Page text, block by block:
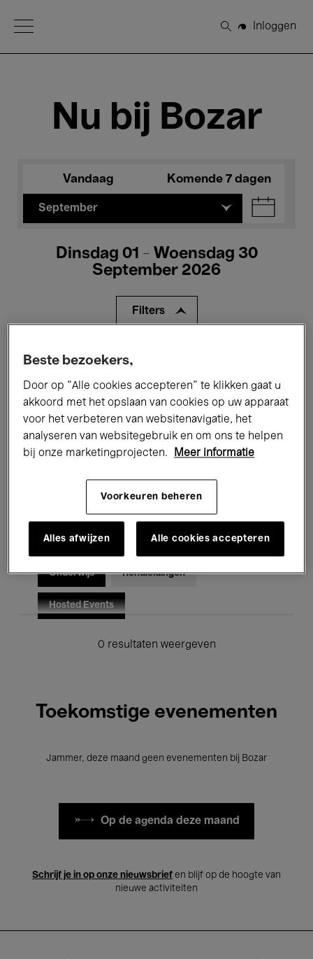
Open Menu
Zoeken
Inloggen
Nu bij Bozar
Vandaag Komende 7 dagen
September
Dinsdag 01 - Woensdag 30
September 2026
Filters
Alle evenementen
Tentoonstellingen Films
Performances Lezingen & Debatten
Jazz Klassieke Muziek Global Music
Voor iedereen Kids’ Palace
Onderwijs Rondleidingen
Hosted Events
0 resultaten weergeven
Toekomstige evenementen
Jammer, deze maand geen evenementen bij Bozar
Op de agenda deze maand
Schrijf je in op onze nieuwsbrief en blijf op de hoogte van
nieuwe activiteiten
Beste bezoekers,
Door op “Alle cookies accepteren” te klikken gaat u
akkoord met het opslaan van cookies op uw apparaat
voor het verbeteren van websitenavigatie, het
analyseren van websitegebruik en om ons te helpen
bij onze marketingprojecten.
Meer informatie
Voorkeuren beheren
Alles afwijzen Alle cookies accepteren